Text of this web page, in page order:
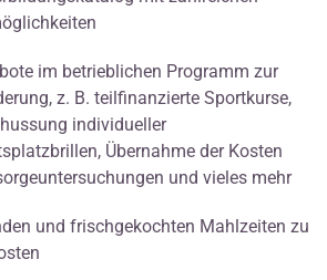
im betrieblichen Programm zur
z. B. teilfinanzierte Sportkurse,
individueller
Übernahme der Kosten
und vieles mehr
und frischgekochten Mahlzeiten zu